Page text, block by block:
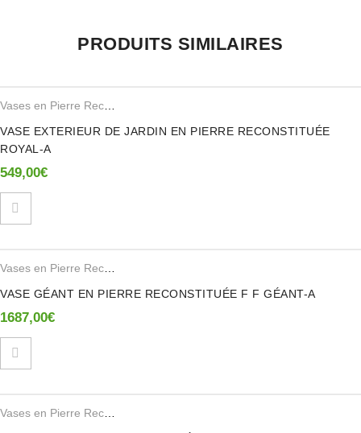
PRODUITS SIMILAIRES
VASE EXTERIEUR DE JARDIN EN PIERRE RECONSTITUÉE
ROYAL-A
549,00€
VASE GÉANT EN PIERRE RECONSTITUÉE F F GÉANT-A
1687,00€